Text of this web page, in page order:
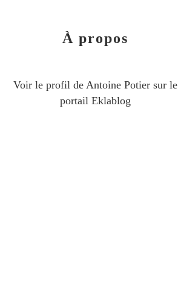
À propos
Voir le profil de Antoine Potiersur le
portail Eklablog